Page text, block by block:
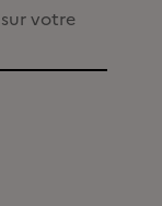
votre